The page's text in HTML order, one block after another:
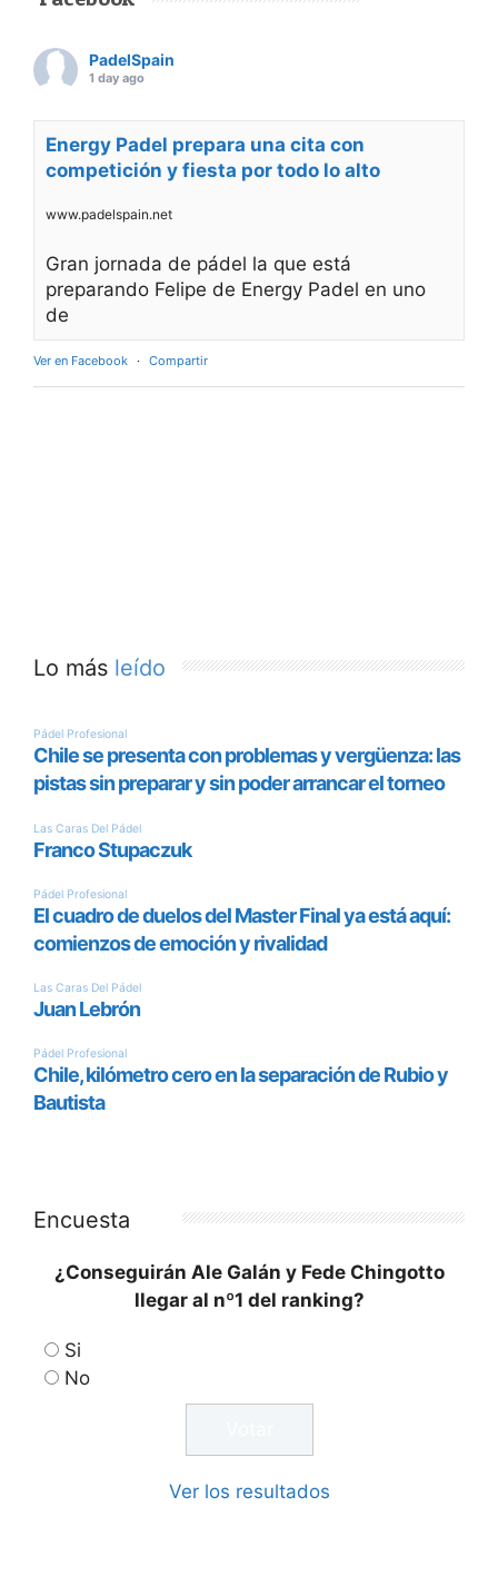
PadelSpain
1 day ago
Energy Padel prepara una cita con
competición y fiesta por todo lo alto
www.padelspain.net
Gran jornada de pádel la que está
preparando Felipe de Energy Padel en uno
de
Ver en Facebook · Compartir
Lo más leído
Encuesta
¿Conseguirán Ale Galán y Fede Chingotto
llegar al nº1 del ranking?
Si
No
Ver los resultados